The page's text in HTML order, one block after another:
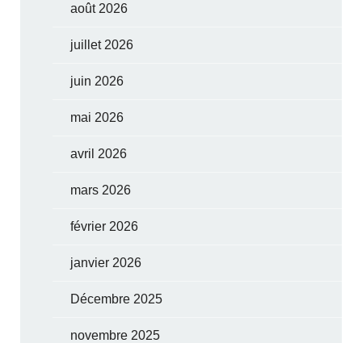
août 2026
juillet 2026
juin 2026
mai 2026
avril 2026
mars 2026
février 2026
janvier 2026
Décembre 2025
novembre 2025